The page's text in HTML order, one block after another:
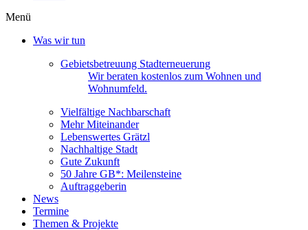
Menü
Was wir tun
Gebietsbetreuung Stadterneuerung
Wir beraten kostenlos zum Wohnen und
Wohnumfeld.
Vielfältige Nachbarschaft
Mehr Miteinander
Lebenswertes Grätzl
Nachhaltige Stadt
Gute Zukunft
50 Jahre GB*: Meilensteine
Auftraggeberin
News
Termine
Themen & Projekte